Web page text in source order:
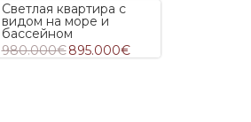
Светлая квартира с
видом на море и
бассейном
980.000€895.000€